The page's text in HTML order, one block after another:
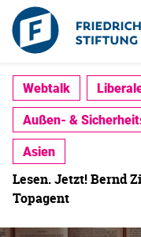
Webtalk
Außen- &
Asien
Lesen. Jetzt! Bernd
Topagent